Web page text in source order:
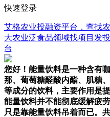
快速登录
艾格农业投融资平台，查找
大农业泛食品领域找项目发
台
您好！能量饮料是一种含有
那、葡萄糖醛酸内酯、肌糖
等成分的饮料，主要作用是
能量饮料并不能彻底缓解疲
只是靠能量饮料吊着而已。